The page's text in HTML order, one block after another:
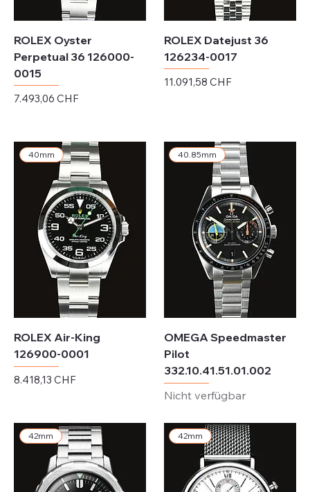
ROLEX Oyster
Perpetual 36 126000-
0015
Preis
7.493,06 CHF
ROLEX Datejust 36
126234-0017
Preis
11.091,58 CHF
40mm
ROLEX Air-King
126900-0001
Preis
8.418,13 CHF
40.85mm
OMEGA Speedmaster
Pilot
332.10.41.51.01.002
Nicht verfügbar
42mm 42mm